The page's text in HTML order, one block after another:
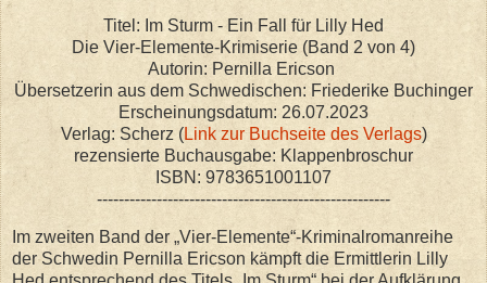
Titel: Im Sturm - Ein Fall für Lilly Hed
Die Vier-Elemente-Krimiserie (Band 2 von 4)
Autorin: Pernilla Ericson
Übersetzerin aus dem Schwedischen: Friederike Buchinger
Erscheinungsdatum: 26.07.2023
Verlag: Scherz (Link zur Buchseite des Verlags)
rezensierte Buchausgabe: Klappenbroschur
ISBN: 9783651001107
------------------------------------------------------
Im zweiten Band der „Vier-Elemente“-Kriminalromanreihe
der Schwedin Pernilla Ericson kämpft die Ermittlerin Lilly